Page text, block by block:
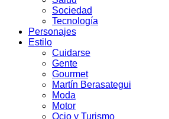
Sociedad
Tecnología
Personajes
Estilo
Cuidarse
Gente
Gourmet
Martín Berasategui
Moda
Motor
Ocio y Turismo